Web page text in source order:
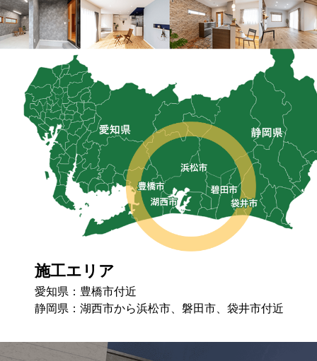
施工エリア
愛知県：豊橋市付近
静岡県：湖⻄市から浜松市、磐⽥市、袋井市付近